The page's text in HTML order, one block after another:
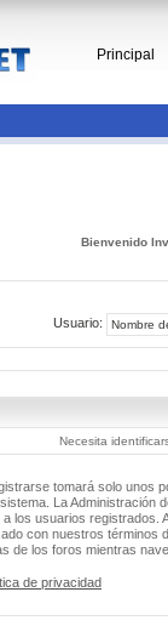
Principal
Bienvenido
Usuario:
Necesita
tomará solo unos
La Administración
los usuarios registrados.
con nuestros términos
de los foros mientras
de privacidad